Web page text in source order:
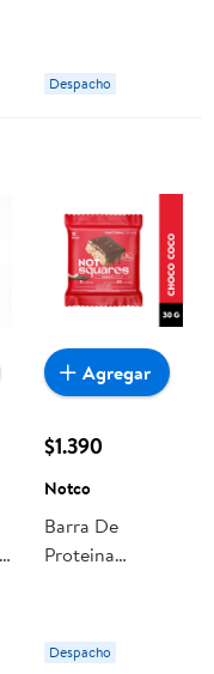
Despacho
$1.390
Notco
Barra De
Proteina
g Notco
Despacho
Agregar